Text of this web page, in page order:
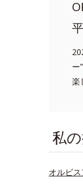
ー
楽
私
オルビ